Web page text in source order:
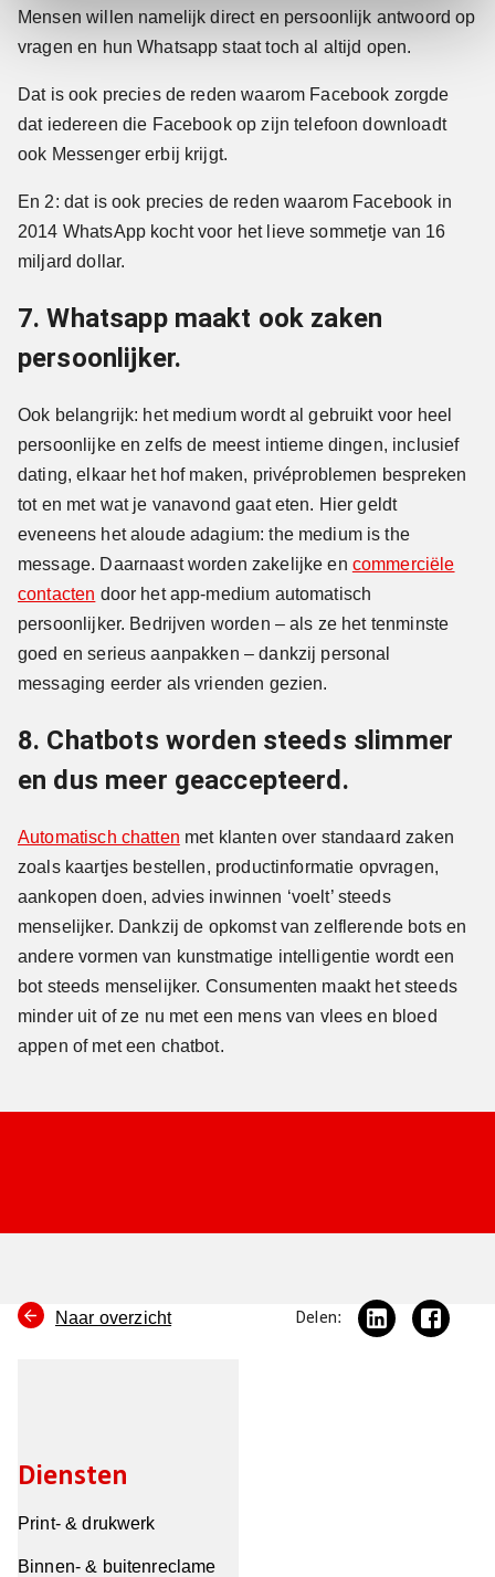
Mensen willen namelijk direct en persoonlijk antwoord op
vragen en hun Whatsapp staat toch al altijd open.
Dat is ook precies de reden waarom Facebook zorgde
dat iedereen die Facebook op zijn telefoon downloadt
ook Messenger erbij krijgt.
En 2: dat is ook precies de reden waarom Facebook in
2014 WhatsApp kocht voor het lieve sommetje van 16
miljard dollar.
7. Whatsapp maakt ook zaken
persoonlijker.
Ook belangrijk: het medium wordt al gebruikt voor heel
persoonlijke en zelfs de meest intieme dingen, inclusief
dating, elkaar het hof maken, privéproblemen bespreken
tot en met wat je vanavond gaat eten. Hier geldt
eveneens het aloude adagium: the medium is the
message. Daarnaast worden zakelijke en commerciële
contacten door het app-medium automatisch
persoonlijker. Bedrijven worden – als ze het tenminste
goed en serieus aanpakken – dankzij personal
messaging eerder als vrienden gezien.
8. Chatbots worden steeds slimmer
en dus meer geaccepteerd.
Automatisch chatten met klanten over standaard zaken
zoals kaartjes bestellen, productinformatie opvragen,
aankopen doen, advies inwinnen ‘voelt’ steeds
menselijker. Dankzij de opkomst van zelflerende bots en
andere vormen van kunstmatige intelligentie wordt een
bot steeds menselijker. Consumenten maakt het steeds
minder uit of ze nu met een mens van vlees en bloed
appen of met een chatbot.
Naar overzicht Delen:
Diensten
Print- & drukwerk
Binnen- & buitenreclame